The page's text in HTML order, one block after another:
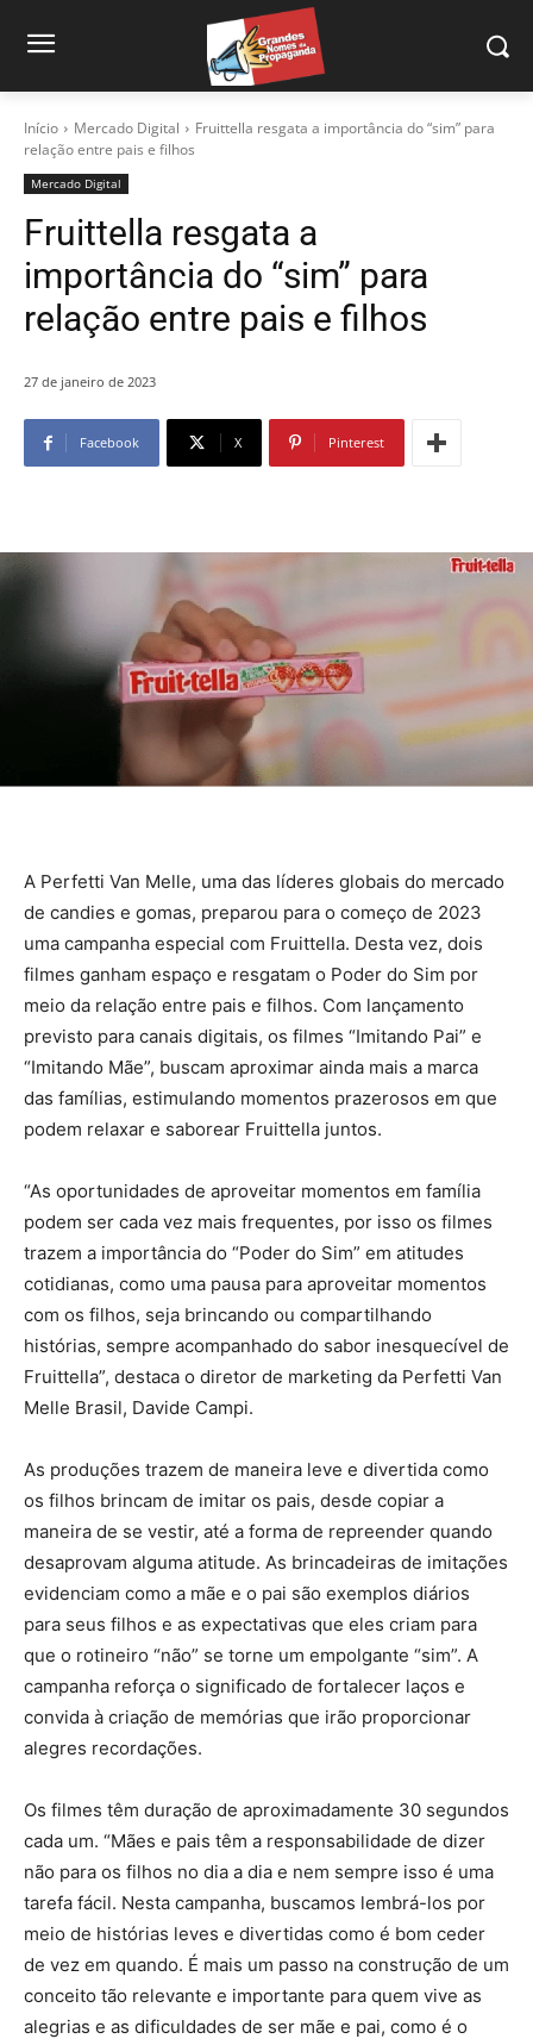
Início Mercado Digital
Fruittella resgata a importância do “sim” para
relação entre pais e filhos
Mercado Digital
Fruittella resgata a
importância do “sim” para
relação entre pais e filhos
27 de janeiro de 2023
Facebook X Pinterest
A Perfetti Van Melle, uma das líderes globais do mercado
de candies e gomas, preparou para o começo de 2023
uma campanha especial com Fruittella. Desta vez, dois
filmes ganham espaço e resgatam o Poder do Sim por
meio da relação entre pais e filhos. Com lançamento
previsto para canais digitais, os filmes “Imitando Pai” e
“Imitando Mãe”, buscam aproximar ainda mais a marca
das famílias, estimulando momentos prazerosos em que
podem relaxar e saborear Fruittella juntos.
“As oportunidades de aproveitar momentos em família
podem ser cada vez mais frequentes, por isso os filmes
trazem a importância do “Poder do Sim” em atitudes
cotidianas, como uma pausa para aproveitar momentos
com os filhos, seja brincando ou compartilhando
histórias, sempre acompanhado do sabor inesquecível de
Fruittella”, destaca o diretor de marketing da Perfetti Van
Melle Brasil, Davide Campi.
As produções trazem de maneira leve e divertida como
os filhos brincam de imitar os pais, desde copiar a
maneira de se vestir, até a forma de repreender quando
desaprovam alguma atitude. As brincadeiras de imitações
evidenciam como a mãe e o pai são exemplos diários
para seus filhos e as expectativas que eles criam para
que o rotineiro “não” se torne um empolgante “sim”. A
campanha reforça o significado de fortalecer laços e
convida à criação de memórias que irão proporcionar
alegres recordações.
Os filmes têm duração de aproximadamente 30 segundos
cada um. “Mães e pais têm a responsabilidade de dizer
não para os filhos no dia a dia e nem sempre isso é uma
tarefa fácil. Nesta campanha, buscamos lembrá-los por
meio de histórias leves e divertidas como é bom ceder
de vez em quando. É mais um passo na construção de um
conceito tão relevante e importante para quem vive as
alegrias e as dificuldades de ser mãe e pai, como é o